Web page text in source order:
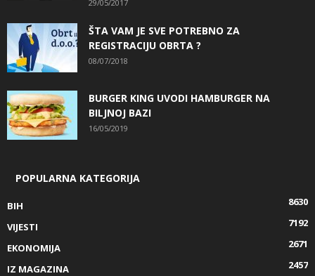
29/05/2017
ŠTA VAM JE SVE POTREBNO ZA
REGISTRACIJU OBRTA ?
08/07/2018
BURGER KING UVODI HAMBURGER NA
BILJNOJ BAZI
16/05/2019
POPULARNA KATEGORIJA
BIH
8630
VIJESTI
7192
EKONOMIJA
2671
IZ MAGAZINA
2457